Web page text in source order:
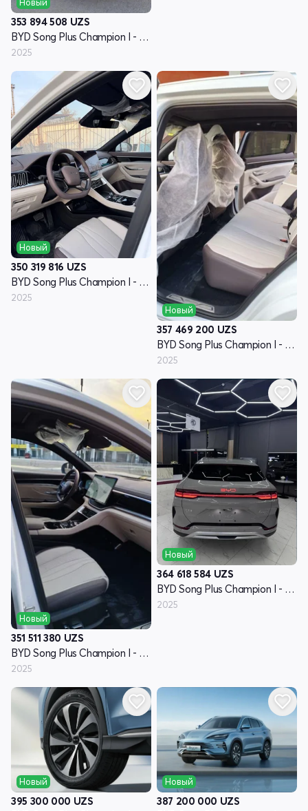
353 894 508 UZS
BYD Song Plus Champion I - поколение
2025
Новый
350 319 816 UZS
BYD Song Plus Champion I - поколение
2025
Новый
357 469 200 UZS
BYD Song Plus Champion I - поколение
2025
Новый
351 511 380 UZS
BYD Song Plus Champion I - поколение
2025
Новый
364 618 584 UZS
BYD Song Plus Champion I - поколение
2025
Новый
395 300 000 UZS
Новый
387 200 000 UZS